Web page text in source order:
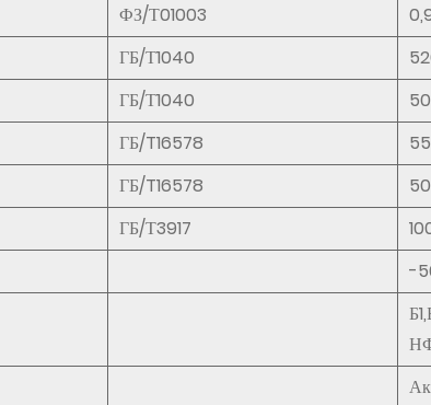
ФЗ/Т01003
ГБ/Т1040
ГБ/Т1040
ГБ/T16578
ГБ/T16578
ГБ/Т3917
-